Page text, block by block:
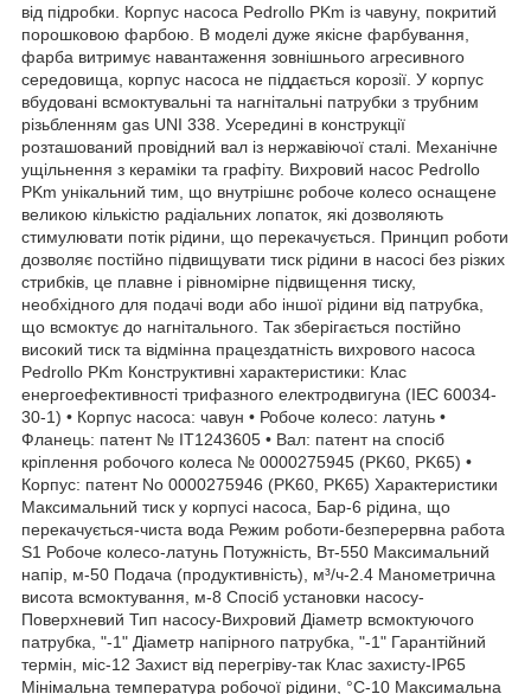
від підробки. Корпус насоса Pedrollo PKm із чавуну, покритий
порошковою фарбою. В моделі дуже якісне фарбування,
фарба витримує навантаження зовнішнього агресивного
середовища, корпус насоса не піддається корозії. У корпус
вбудовані всмоктувальні та нагнітальні патрубки з трубним
різьбленням gas UNI 338. Усередині в конструкції
розташований провідний вал із нержавіючої сталі. Механічне
ущільнення з кераміки та графіту. Вихровий насос Pedrollo
PKm унікальний тим, що внутрішнє робоче колесо оснащене
великою кількістю радіальних лопаток, які дозволяють
стимулювати потік рідини, що перекачується. Принцип роботи
дозволяє постійно підвищувати тиск рідини в насосі без різких
стрибків, це плавне і рівномірне підвищення тиску,
необхідного для подачі води або іншої рідини від патрубка,
що всмоктує до нагнітального. Так зберігається постійно
високий тиск та відмінна працездатність вихрового насоса
Pedrollo PKm Конструктивні характеристики: Клас
енергоефективності трифазного електродвигуна (IEC 60034-
30-1) • Корпус насоса: чавун • Робоче колесо: латунь •
Фланець: патент № IT1243605 • Вал: патент на спосіб
кріплення робочого колеса № 0000275945 (PK60, PK65) •
Корпус: патент No 0000275946 (PK60, PK65) Характеристики
Максимальний тиск у корпусі насоса, Бар-6 рідина, що
перекачується-чиста вода Режим роботи-безперервна работа
S1 Робоче колесо-латунь Потужність, Вт-550 Максимальний
напір, м-50 Подача (продуктивність), м³/ч-2.4 Манометрична
висота всмоктування, м-8 Спосіб установки насосу-
Поверхневий Тип насосу-Вихровий Діаметр всмоктуючого
патрубка, "-1" Діаметр напірного патрубка, "-1" Гарантійний
термін, міс-12 Захист від перегріву-так Клас захисту-IP65
Мінімальна температура робочої рідини, °C-10 Максимальна